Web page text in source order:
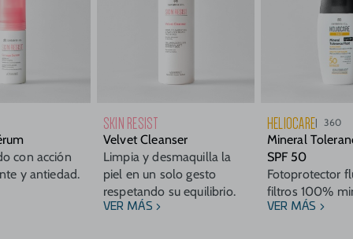
con acción
y antiedad.
SKIN RESIST
Velvet Cleanser
Limpia y desmaquilla la
piel en un solo gesto
respetando su equilibrio.
VER MÁS
HELIOCARE 360
Mineral
SPF 50
Fotoprotector
filtros 100%
VER MÁS